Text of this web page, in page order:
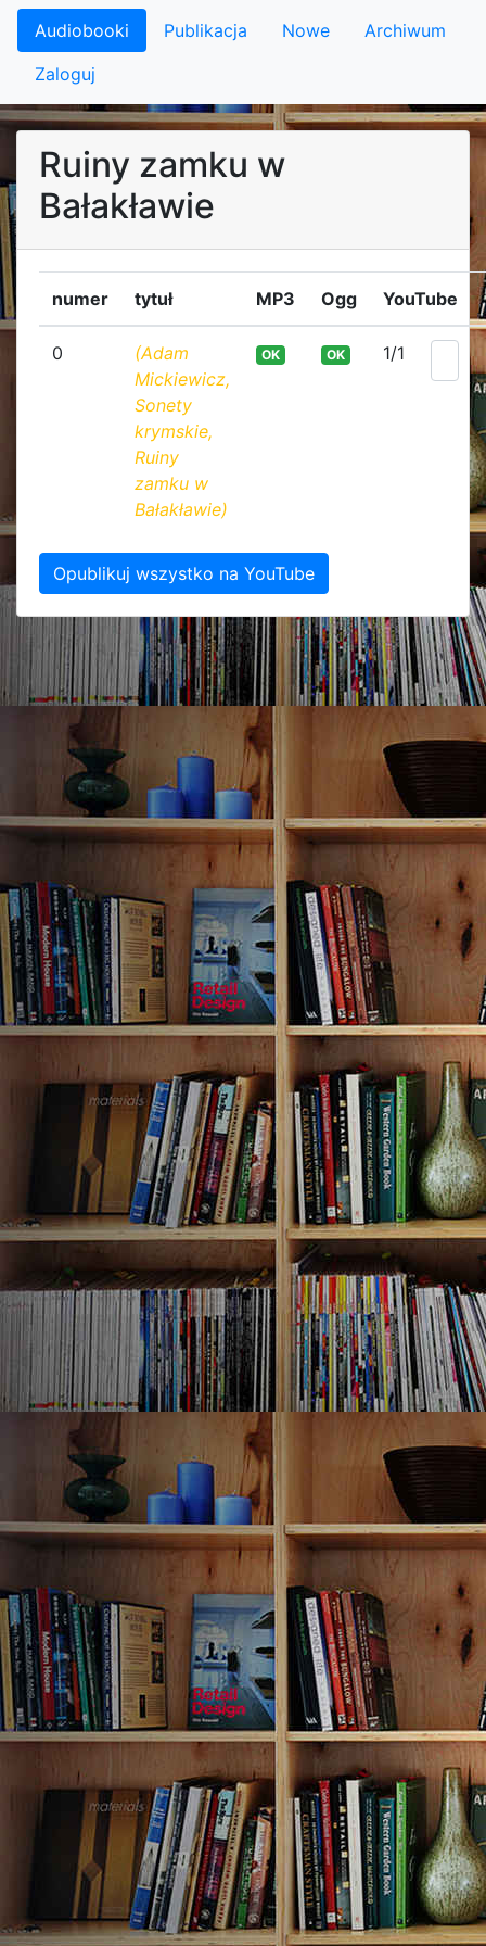
Audiobooki Publikacja Nowe
Archiwum
Zaloguj
Ruiny zamku w
Bałakławie
numer tytuł MP3 Ogg YouTube
0
(Adam
Mickiewicz,
Sonety
krymskie,
Ruiny
zamku w
Bałakławie)
OK OK 1/1
Opublikuj wszystko na YouTube